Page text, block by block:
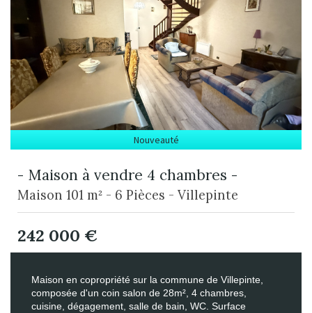
Nouveauté
- Maison à vendre 4 chambres -
Maison 101 m² - 6 Pièces - Villepinte
242 000 €
Maison en copropriété sur la commune de Villepinte,
composée d'un coin salon de 28m², 4 chambres,
cuisine, dégagement, salle de bain, WC. Surface